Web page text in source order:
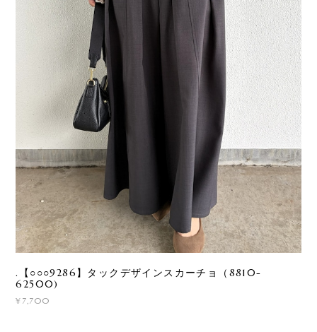
.【○○○9286】タックデザインスカーチョ（8810-
62500)
¥7,700